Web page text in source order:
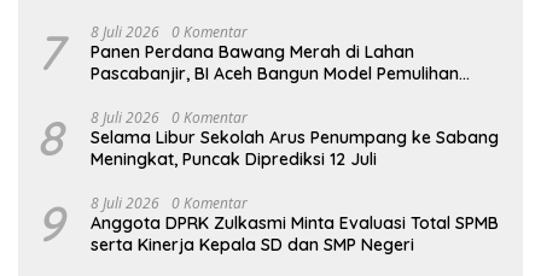
7 8 Juli 2026 0 Komentar
Panen Perdana Bawang Merah di Lahan
Pascabanjir, BI Aceh Bangun Model Pemulihan
8 8 Juli 2026 0 Komentar
Selama Libur Sekolah Arus Penumpang ke Sabang
Meningkat, Puncak Diprediksi 12 Juli
9 8 Juli 2026 0 Komentar
Anggota DPRK Zulkasmi Minta Evaluasi Total SPMB
serta Kinerja Kepala SD dan SMP Negeri